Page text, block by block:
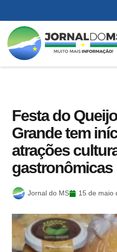
Festa do
Grande tem
atrações
gastronômicas
Jornal do MS 15 de maio